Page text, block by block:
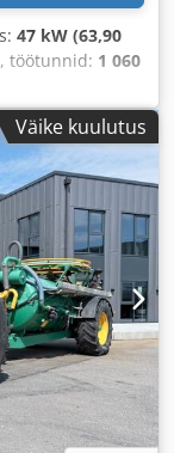
47 kW (63,90
, töötunnid: 1 060
Väike kuulutus